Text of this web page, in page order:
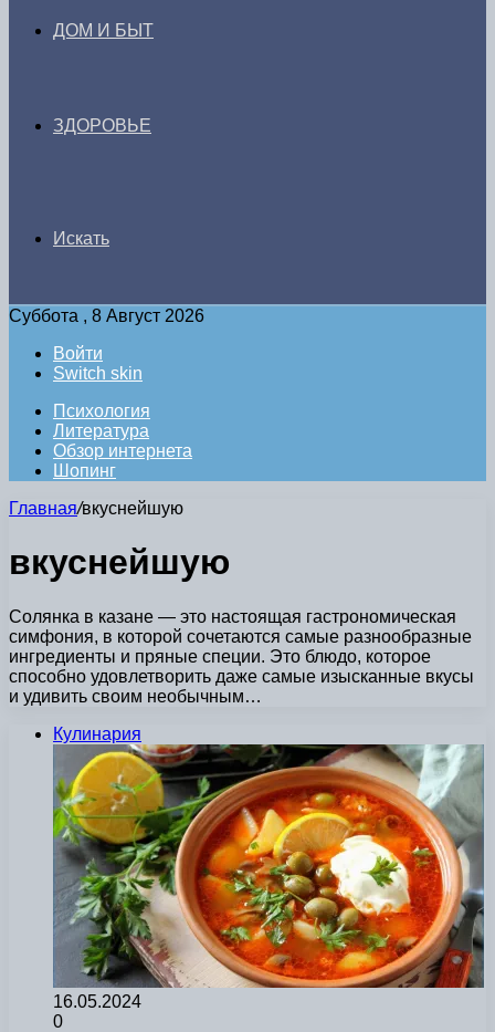
ДОМ И БЫТ
ЗДОРОВЬЕ
Искать
Суббота , 8 Август 2026
Войти
Switch skin
Психология
Литература
Обзор интернета
Шопинг
Главная/вкуснейшую
вкуснейшую
Солянка в казане — это настоящая гастрономическая
симфония, в которой сочетаются самые разнообразные
ингредиенты и пряные специи. Это блюдо, которое
способно удовлетворить даже самые изысканные вкусы
и удивить своим необычным…
Кулинария
16.05.2024
0